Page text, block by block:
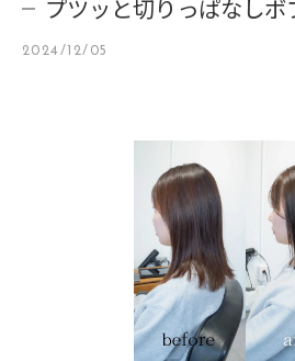
プツッと切りっぱなしボ
2024/12/05